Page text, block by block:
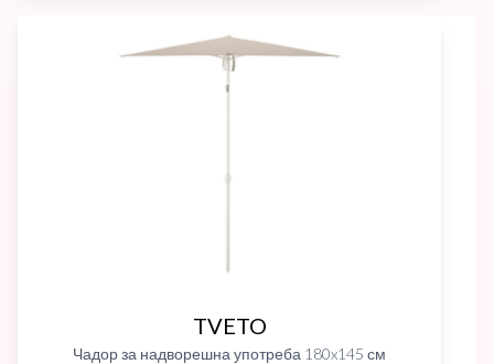
TVETO
Чадор за надворешна употреба 180x145 см